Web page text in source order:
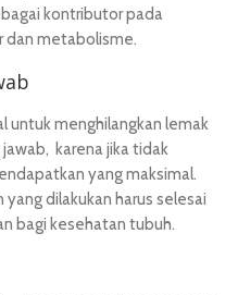
kontributor pada
dan metabolisme.
untuk menghilangkan lemak
karena jika tidak
yang maksimal.
dilakukan harus selesai
bagi kesehatan tubuh.